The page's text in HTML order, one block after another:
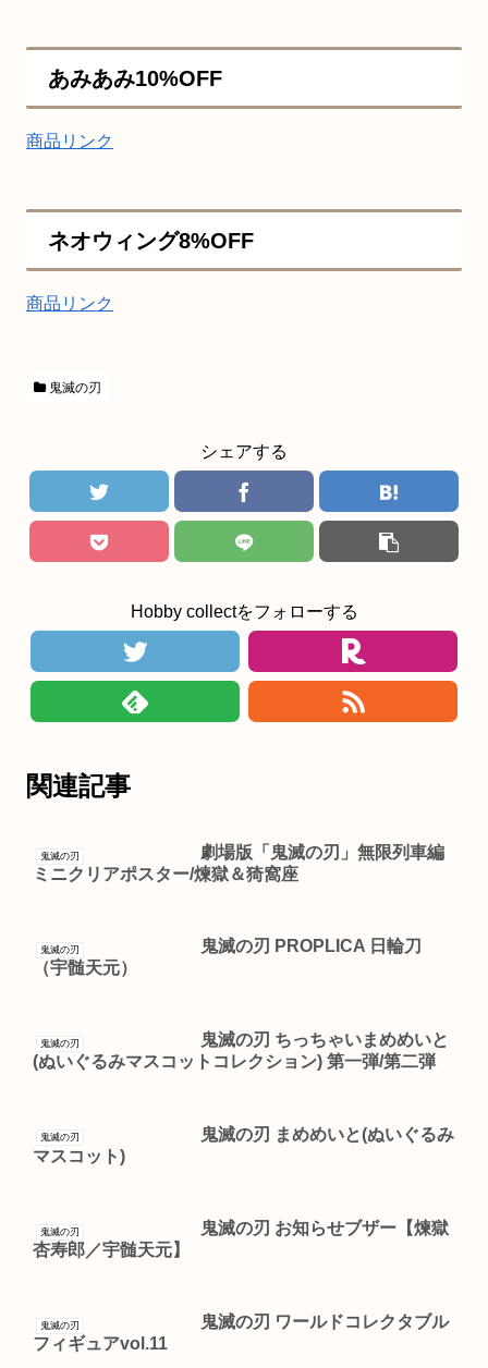
あみあみ10%OFF
商品リンク
ネオウィング8%OFF
商品リンク
鬼滅の刃
シェアする
Hobby collectをフォローする
関連記事
鬼滅の刃
劇場版「鬼滅の刃」無限列車編
ミニクリアポスター/煉獄＆猗窩座
鬼滅の刃
鬼滅の刃 PROPLICA 日輪刀
（宇髄天元）
鬼滅の刃
鬼滅の刃 ちっちゃいまめめいと
(ぬいぐるみマスコットコレクション) 第一弾/第二弾
鬼滅の刃
鬼滅の刃 まめめいと(ぬいぐるみ
マスコット)
鬼滅の刃
鬼滅の刃 お知らせブザー【煉獄
杏寿郎／宇髄天元】
鬼滅の刃
鬼滅の刃 ワールドコレクタブル
フィギュアvol.11